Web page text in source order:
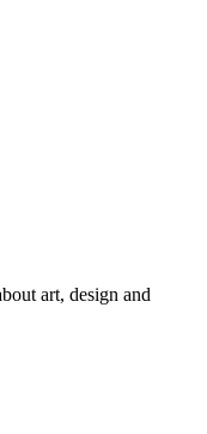
art, design and